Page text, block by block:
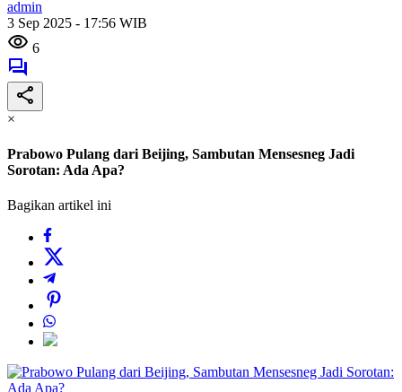
admin
3 Sep 2025 - 17:56 WIB
6
×
Prabowo Pulang dari Beijing, Sambutan Mensesneg Jadi
Sorotan: Ada Apa?
Bagikan artikel ini